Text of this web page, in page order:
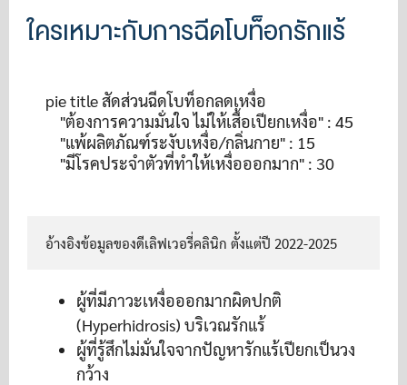
ใครเหมาะกับการฉีดโบท็อกรักแร้
pie title สัดส่วนฉีดโบท็อกลดเหงื่อ
    "ต้องการความมั่นใจ ไม่ให้เสื้อเปียกเหงื่อ" : 45
    "แพ้ผลิตภัณฑ์ระงับเหงื่อ/กลิ่นกาย" : 15
อ้างอิงข้อมูลของดีเลิฟเวอรี่คลินิก ตั้งแต่ปี 2022-2025
ผู้ที่มีภาวะเหงื่อออกมากผิดปกติ
(Hyperhidrosis) บริเวณรักแร้
ผู้ที่รู้สึกไม่มั่นใจจากปัญหารักแร้เปียกเป็นวง
กว้าง